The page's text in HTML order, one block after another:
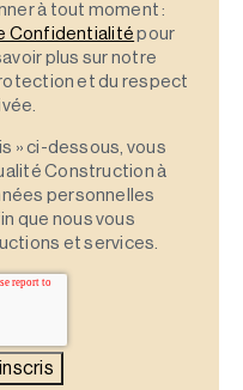
à tout moment :
Confidentialité pour
plus sur notre
et du respect
» ci-dessous, vous
Construction à
personnelles
que nous vous
et services.